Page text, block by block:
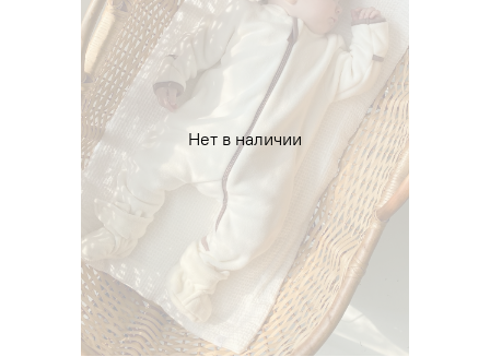
Нет в наличии